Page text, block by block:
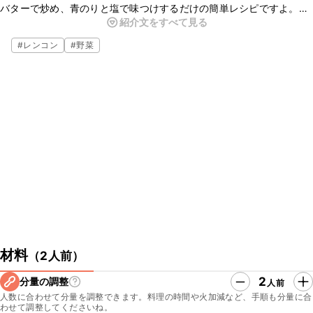
バターで炒め、青のりと塩で味つけするだけの簡単レシピですよ。ご
はんにもお酒にもよく合うので、ぜひお試しくださいね。
紹介文をすべて見る
#レンコン #野菜
材料（2人前）
分量の調整 2 人前
人数に合わせて分量を調整できます。料理の時間や火加減など、手順も分量に合
わせて調整してくださいね。